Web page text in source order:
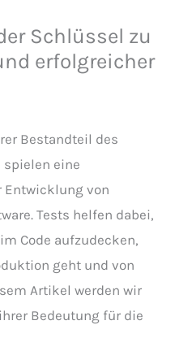
Schlüssel zu
erfolgreicher
Bestandteil des
spielen eine
Entwicklung von
Tests helfen dabei,
Code aufzudecken,
geht und von
Artikel werden wir
Bedeutung für die